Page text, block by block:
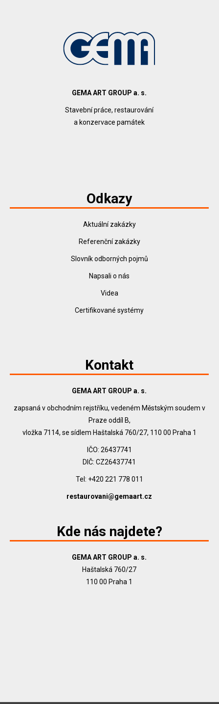
GEMA ART GROUP a. s.
Stavební práce, restaurování
a konzervace památek
Odkazy
Aktuální zakázky
Referenční zakázky
Slovník odborných pojmů
Napsali o nás
Videa
Certifikované systémy
Kontakt
GEMA ART GROUP a. s.
zapsaná v obchodním rejstříku, vedeném Městským soudem v
Praze oddíl B,
vložka 7114, se sídlem Haštalská 760/27, 110 00 Praha 1
IČO: 26437741
DIČ: CZ26437741
Tel: +420 221 778 011
restaurovani@gemaart.cz
Kde nás najdete?
GEMA ART GROUP a. s.
Haštalská 760/27
110 00 Praha 1